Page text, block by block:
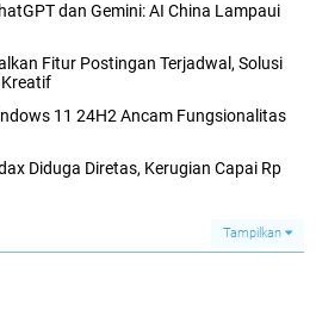
dan Gemini: AI China Lampaui
Fitur Postingan Terjadwal, Solusi
11 24H2 Ancam Fungsionalitas
Diduga Diretas, Kerugian Capai Rp
Tampilkan